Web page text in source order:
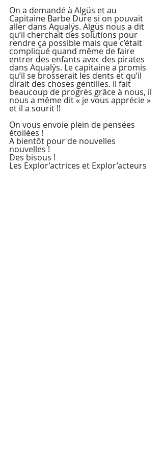
On a demandé à Algüs et au
Capitaine Barbe Dure si on pouvait
aller dans Aqualÿs. Algüs nous a dit
qu’il cherchait des solutions pour
rendre ça possible mais que c’était
compliqué quand même de faire
entrer des enfants avec des pirates
dans Aqualÿs. Le capitaine a promis
qu’il se brosserait les dents et qu’il
dirait des choses gentilles. Il fait
beaucoup de progrès grâce à nous, il
nous a même dit « je vous apprécie »
et il a sourit !!
On vous envoie plein de pensées
étoilées !
A bientôt pour de nouvelles
nouvelles !
Des bisous !
Les Explor’actrices et Explor’acteurs